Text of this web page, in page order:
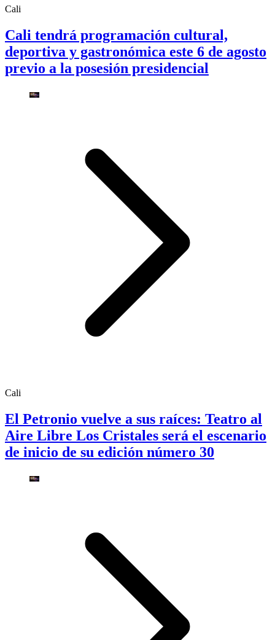
Cali
Cali tendrá programación cultural,
deportiva y gastronómica este 6 de agosto
previo a la posesión presidencial
Cali
El Petronio vuelve a sus raíces: Teatro al
Aire Libre Los Cristales será el escenario
de inicio de su edición número 30